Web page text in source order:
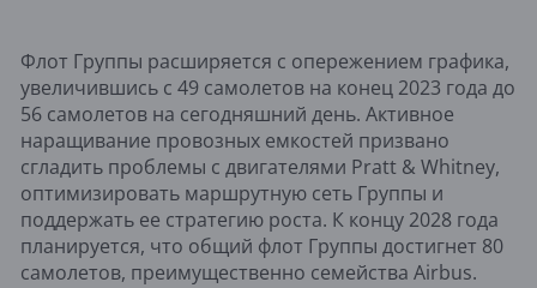
Флот Группы расширяется с опережением графика,
увеличившись с 49 самолетов на конец 2023 года до
56 самолетов на сегодняшний день. Активное
наращивание провозных емкостей призвано
сгладить проблемы с двигателями Pratt & Whitney,
оптимизировать маршрутную сеть Группы и
поддержать ее стратегию роста. К концу 2028 года
планируется, что общий флот Группы достигнет 80
самолетов, преимущественно семейства Airbus.